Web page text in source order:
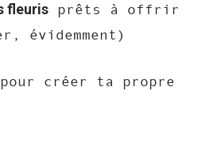
fleuris prêts à offrir
évidemment)
pour créer ta propre